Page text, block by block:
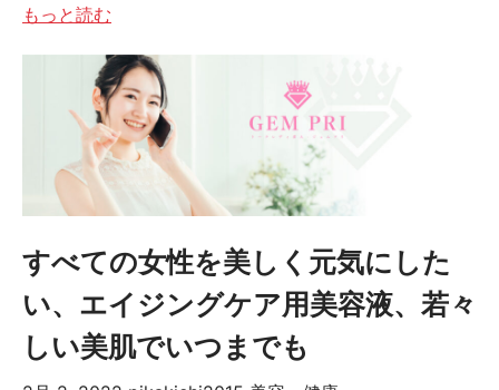
もっと読む
すべての女性を美しく元気にした
い、エイジングケア用美容液、若々
しい美肌でいつまでも